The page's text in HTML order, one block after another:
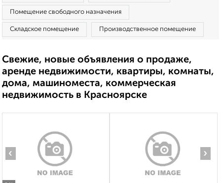
Помещение свободного назначения
Складское помещение Производственное помещение
Свежие, новые объявления о продаже,
аренде недвижимости, квартиры, комнаты,
дома, машиноместа, коммерческая
недвижимость в Красноярске
‹ ›